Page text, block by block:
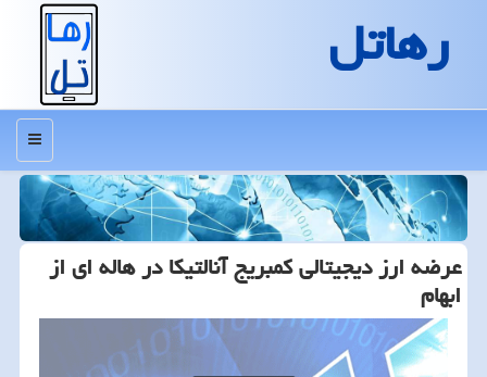
رهاتل
منو
عرضه ارز دیجیتالی كمبریج آنالتیكا در هاله ای از
ابهام